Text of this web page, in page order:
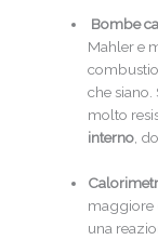
Bombe
Mahler e
che
molto
interno,
maggiore
una